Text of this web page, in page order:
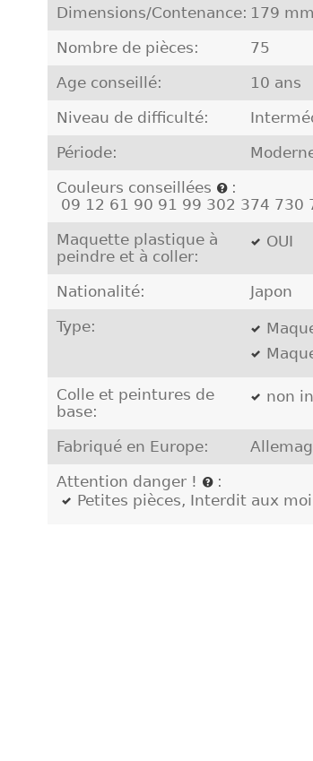
Dimensions/Contenance: 179 mm
Nombre de pièces: 75
Age conseillé: 10 ans
Niveau de difficulté:
Période:
Couleurs conseillées
:
09 12 61 90 91 99 302 374 730
Maquette plastique à
peindre et à coller:
OUI
Nationalité: Japon
Type:
Colle et peintures de
base:
non
Fabriqué en Europe:
Attention danger !
:
Petites pièces, Interdit aux